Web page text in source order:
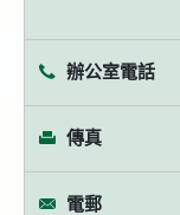
辦公室電話
傳真
電郵